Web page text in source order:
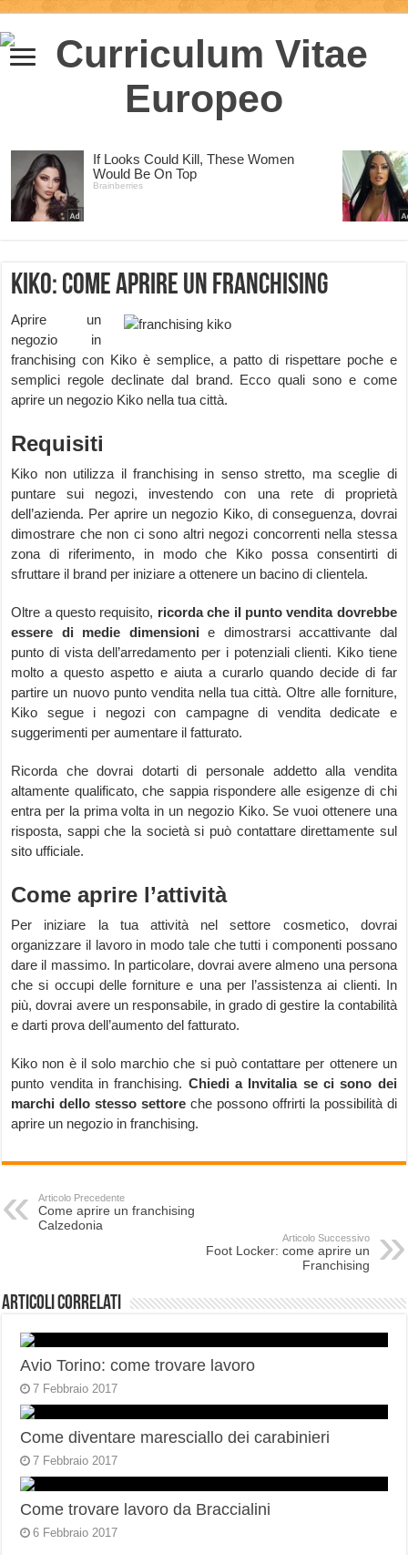
Kiko: come aprire un franchising
Aprire un
negozio in
franchising con Kiko è semplice, a patto di rispettare poche e
semplici regole declinate dal brand. Ecco quali sono e come
aprire un negozio Kiko nella tua città.
Requisiti
Kiko non utilizza il franchising in senso stretto, ma sceglie di
puntare sui negozi, investendo con una rete di proprietà
dell’azienda. Per aprire un negozio Kiko, di conseguenza, dovrai
dimostrare che non ci sono altri negozi concorrenti nella stessa
zona di riferimento, in modo che Kiko possa consentirti di
sfruttare il brand per iniziare a ottenere un bacino di clientela.
Oltre a questo requisito, ricorda che il punto vendita dovrebbe
essere di medie dimensioni e dimostrarsi accattivante dal
punto di vista dell’arredamento per i potenziali clienti. Kiko tiene
molto a questo aspetto e aiuta a curarlo quando decide di far
partire un nuovo punto vendita nella tua città. Oltre alle forniture,
Kiko segue i negozi con campagne di vendita dedicate e
suggerimenti per aumentare il fatturato.
Ricorda che dovrai dotarti di personale addetto alla vendita
altamente qualificato, che sappia rispondere alle esigenze di chi
entra per la prima volta in un negozio Kiko. Se vuoi ottenere una
risposta, sappi che la società si può contattare direttamente sul
sito ufficiale.
Come aprire l’attività
Per iniziare la tua attività nel settore cosmetico, dovrai
organizzare il lavoro in modo tale che tutti i componenti possano
dare il massimo. In particolare, dovrai avere almeno una persona
che si occupi delle forniture e una per l’assistenza ai clienti. In
più, dovrai avere un responsabile, in grado di gestire la contabilità
e darti prova dell’aumento del fatturato.
Kiko non è il solo marchio che si può contattare per ottenere un
punto vendita in franchising. Chiedi a Invitalia se ci sono dei
marchi dello stesso settore che possono offrirti la possibilità di
aprire un negozio in franchising.
Articolo Precedente
Come aprire un franchising
Calzedonia
Articolo Successivo
Foot Locker: come aprire un
Franchising
Articoli correlati
Avio Torino: come trovare lavoro
7 Febbraio 2017
Come diventare maresciallo dei carabinieri
7 Febbraio 2017
Come trovare lavoro da Braccialini
6 Febbraio 2017